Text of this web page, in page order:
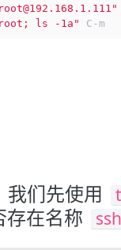
ls -1a" C-m
我们先使用
存在名称 ssh